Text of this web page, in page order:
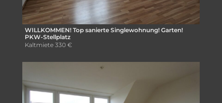
WILLKOMMEN! Top sanierte Singlewohnung! Garten!
PKW-Stellplatz
Kaltmiete 330 €